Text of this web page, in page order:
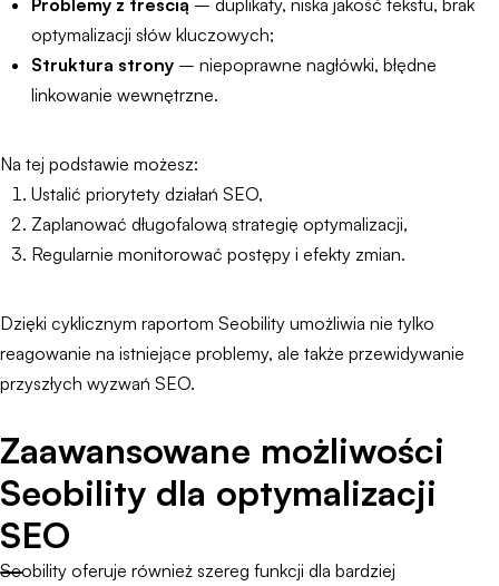
Problemy z treścią – duplikaty, niska jakość tekstu, brak
optymalizacji słów kluczowych;
Struktura strony – niepoprawne nagłówki, błędne
linkowanie wewnętrzne.
Na tej podstawie możesz:
Ustalić priorytety działań SEO,
Zaplanować długofalową strategię optymalizacji,
Regularnie monitorować postępy i efekty zmian.
Dzięki cyklicznym raportom Seobility umożliwia nie tylko
reagowanie na istniejące problemy, ale także przewidywanie
przyszłych wyzwań SEO.
Zaawansowane możliwości
Seobility dla optymalizacji
SEO
Seobility oferuje również szereg funkcji dla bardziej